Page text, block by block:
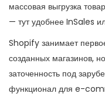
массовая выгрузка
— тут удобнее InSales
Shopify занимает
созданных магазинов,
заточенность под
функционал для e-